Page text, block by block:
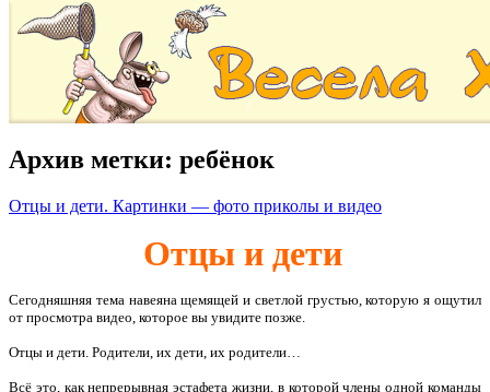
Архив метки: ребёнок
Отцы и дети. Картинки — фото приколы и видео
Отцы и дети
Сегодняшняя тема навеяна щемящей и светлой грустью, которую я ощутил
от просмотра видео, которое вы увидите позже.
Отцы и дети. Родители, их дети, их родители…
Всё это, как непрерывная эстафета жизни, в которой члены одной команды